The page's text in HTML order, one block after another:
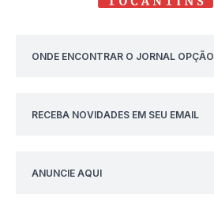
ONDE ENCONTRAR O JORNAL OPÇÃO
RECEBA NOVIDADES EM SEU EMAIL
ANUNCIE AQUI